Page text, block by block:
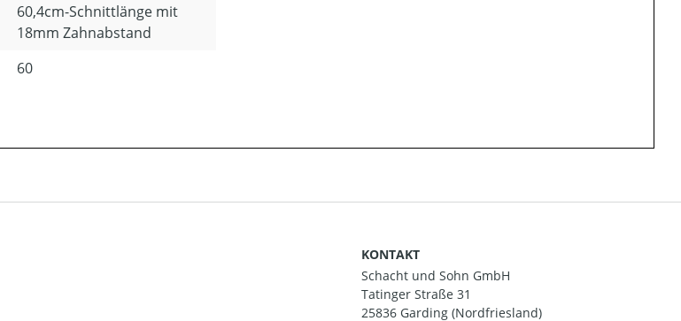
60,4cm-Schnittlänge mit
18mm Zahnabstand
60
KONTAKT
Schacht und Sohn GmbH
Tatinger Straße 31
25836 Garding (Nordfriesland)